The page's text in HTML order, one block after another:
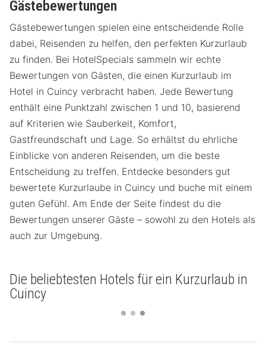
Gästebewertungen
Gästebewertungen spielen eine entscheidende Rolle
dabei, Reisenden zu helfen, den perfekten Kurzurlaub
zu finden. Bei HotelSpecials sammeln wir echte
Bewertungen von Gästen, die einen Kurzurlaub im
Hotel in Cuincy verbracht haben. Jede Bewertung
enthält eine Punktzahl zwischen 1 und 10, basierend
auf Kriterien wie Sauberkeit, Komfort,
Gastfreundschaft und Lage. So erhältst du ehrliche
Einblicke von anderen Reisenden, um die beste
Entscheidung zu treffen. Entdecke besonders gut
bewertete Kurzurlaube in Cuincy und buche mit einem
guten Gefühl. Am Ende der Seite findest du die
Bewertungen unserer Gäste – sowohl zu den Hotels als
auch zur Umgebung.
Die beliebtesten Hotels für ein Kurzurlaub in
Cuincy